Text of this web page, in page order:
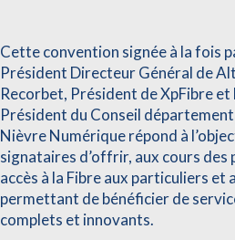
Cette convention signée à la fois
Président Directeur Général de
Recorbet, Président de XpFibre et
Président du Conseil
Nièvre Numérique répond à
signataires d’offrir, aux cours des
accès à la Fibre aux particuliers et
permettant de bénéficier de
complets et innovants.